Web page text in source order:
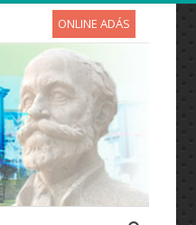
ONLINE ADÁS